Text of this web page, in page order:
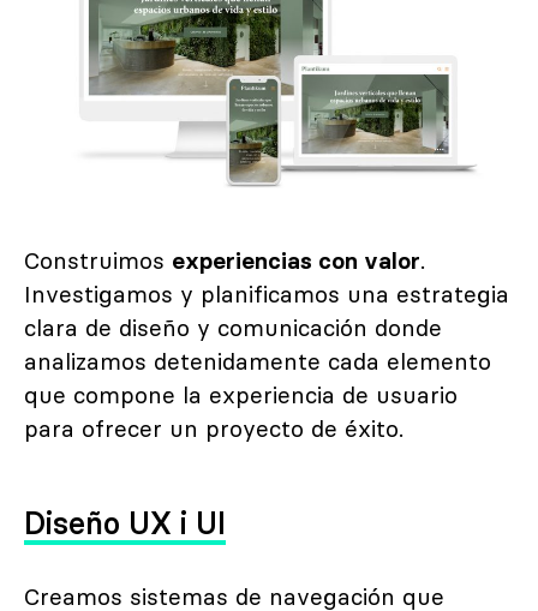
Construimos experiencias con valor.
Investigamos y planificamos una estrategia
clara de diseño y comunicación donde
analizamos detenidamente cada elemento
que compone la experiencia de usuario
para ofrecer un proyecto de éxito.
Diseño UX i UI
Creamos sistemas de navegación que